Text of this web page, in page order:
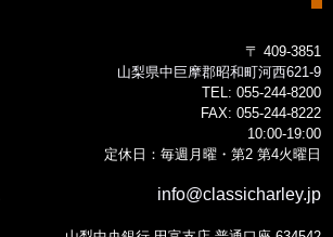
〒 409-3851
山梨県中巨摩郡昭和町河西621-9
TEL: 055-244-8200
FAX: 055-244-8222
10:00-19:00
定休日：毎週月曜・第2 第4火曜日
info@classicharley.jp